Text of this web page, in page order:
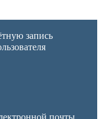
запись
почты